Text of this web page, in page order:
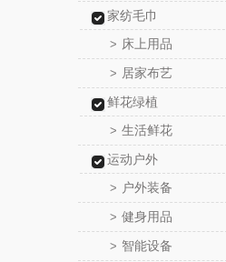
家纺毛巾
> 床上用品
> 居家布艺
鲜花绿植
> 生活鲜花
运动户外
> 户外装备
> 健身用品
> 智能设备